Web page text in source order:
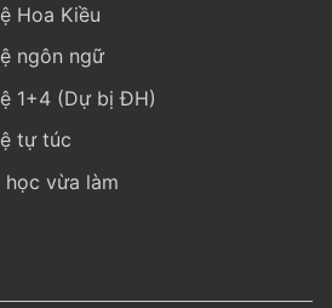
Hoa Kiều
ngôn ngữ
1+4 (Dự bị ĐH)
tự túc
vừa làm